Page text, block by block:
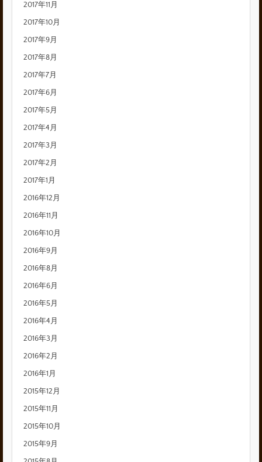
2017年11月
2017年10月
2017年9月
2017年8月
2017年7月
2017年6月
2017年5月
2017年4月
2017年3月
2017年2月
2017年1月
2016年12月
2016年11月
2016年10月
2016年9月
2016年8月
2016年6月
2016年5月
2016年4月
2016年3月
2016年2月
2016年1月
2015年12月
2015年11月
2015年10月
2015年9月